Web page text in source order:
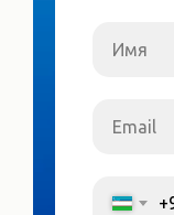
Имя
Email